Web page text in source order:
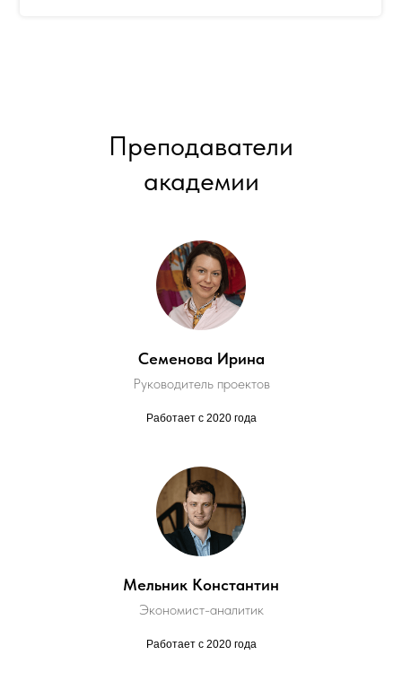
Преподаватели
академии
Семенова Ирина
Руководитель проектов
Работает с 2020 года
Мельник Константин
Экономист-аналитик
Работает с 2020 года